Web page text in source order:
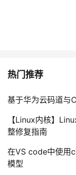
热门推荐
基于华为云码道
【Linux内核】
整修复指南
在VS code中使用
模型